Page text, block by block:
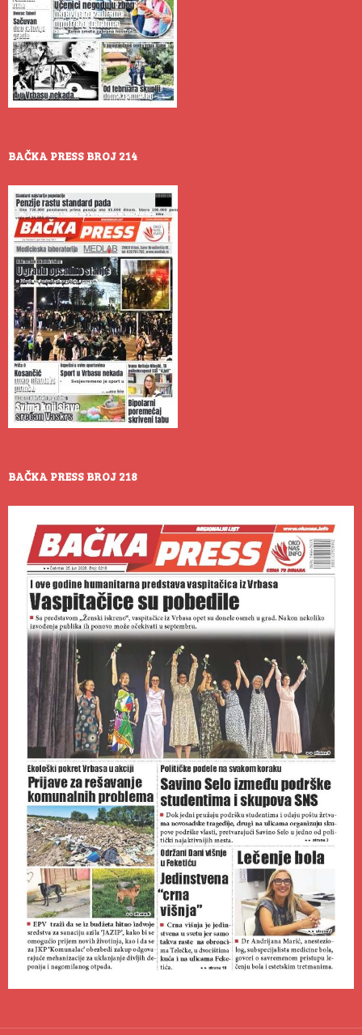
BAČKA PRESS BROJ 214
BAČKA PRESS BROJ 218